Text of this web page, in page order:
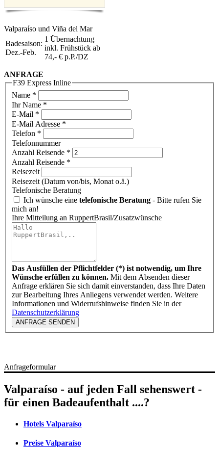
Valparaíso und Viña del Mar
Badesaison:
Dez.-Feb.
1 Übernachtung
inkl. Frühstück ab
74,- € p.P./DZ
ANFRAGE
F39 Express Inline
Name *
Ihr Name *
E-Mail *
E-Mail Adresse *
Telefon *
Telefonnummer
Anzahl Reisende *
Anzahl Reisende *
Reisezeit
Reisezeit (Datum von/bis, Monat o.ä.)
Telefonische Beratung
Ich wünsche eine telefonische Beratung - Bitte rufen Sie
mich an!
Ihre Mitteilung an RuppertBrasil/Zusatzwünsche
Das Ausfüllen der Pflichtfelder (*) ist notwendig, um Ihre
Wünsche erfüllen zu können. Mit dem Absenden dieser
Anfrage erklären Sie sich damit einverstanden, dass Ihre Daten
zur Bearbeitung Ihres Anliegens verwendet werden. Weitere
Informationen und Widerrufshinweise finden Sie in der
Datenschutzerklärung
ANFRAGE SENDEN
Anfrageformular
Valparaíso - auf jeden Fall sehenswert -
für einen Badeaufenthalt ....?
Hotels Valparaíso
Preise Valparaíso